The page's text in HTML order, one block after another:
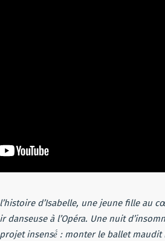
d’Isabelle, une jeune fille au
danseuse à l’Opéra. Une nuit
insensé́ : monter le ballet maudit